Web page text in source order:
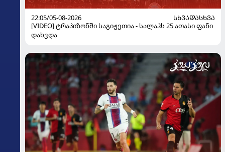
22:05/05-08-2026
ᲡᲮᲕᲐᲓᲐᲡᲮᲕᲐ
[VIDEO] ტრაპიზონში საგიჟეთია - სალაჰს 25 ათასი ფანი
დახვდა